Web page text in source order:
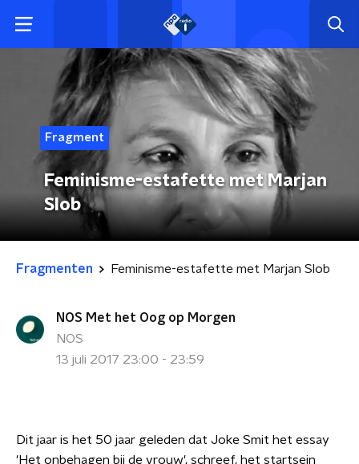
Fragment
Feminisme-estafette met Marjan
Slob
Fragmenten Feminisme-estafette met Marjan Slob
NOS Met het Oog op Morgen
NOS
13 juli 2017 23:00 - 23:59
Dit jaar is het 50 jaar geleden dat Joke Smit het essay
'Het onbehagen bij de vrouw', schreef, het startsein